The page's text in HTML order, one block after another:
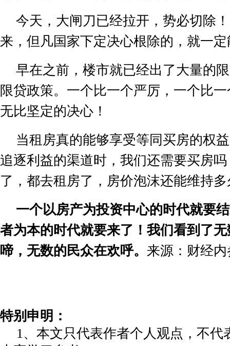
今天，大闸刀已经拉开，势必切除
来，但凡国家下定决心根除的，就一
早在之前，楼市就已经出了大量的
限贷政策。一个比一个严厉，一个比
无比坚定的决心！
当租房真的能够享受等同买房的权
追逐利益的渠道时，我们还需要买房
了，都去租房了， 房价泡沫还能维持
一个以房产为投资中心的时代就要
者为本的时代就要来了！我们看到了
啼，无数的民众在欢呼。 来源：财经
特别申明：
1、本文只代表作者个人观点，不代